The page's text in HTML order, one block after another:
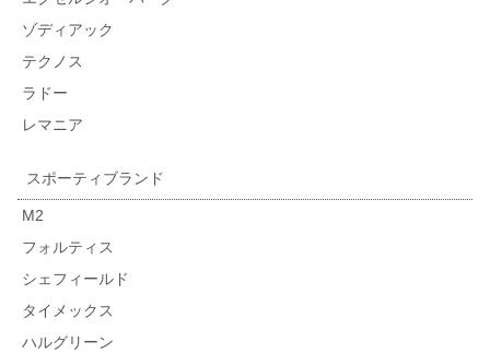
ゾディアック
テクノス
ラドー
レマニア
スポーティブランド
M2
フォルティス
シェフィールド
タイメックス
ハルグリーン